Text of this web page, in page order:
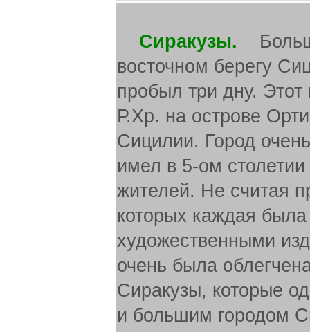
Сиракузы.
восточном берегу
пробыл три дну.
Р.Хр. на острове
Сицилии. Город
имел в 5-ом
жителей. Не считая
которых каждая
художественными
очень была
Сиракузы, которые
и большим городом